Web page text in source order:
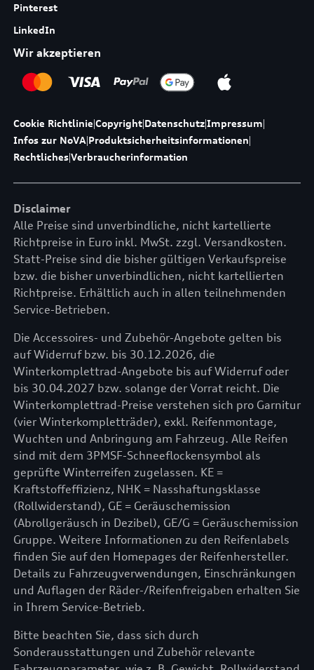
Pinterest
LinkedIn
Wir akzeptieren
Cookie Richtlinie|Copyright|Datenschutz|Impressum|
Infos zur NoVA|Produktsicherheitsinformationen|
Rechtliches|Verbraucherinformation
Disclaimer
Alle Preise sind unverbindliche, nicht kartellierte
Richtpreise in Euro inkl. MwSt. zzgl. Versandkosten.
Statt-Preise sind die bisher gültigen Verkaufspreise
bzw. die bisher unverbindlichen, nicht kartellierten
Richtpreise. Erhältlich auch in allen teilnehmenden
Service-Betrieben.
Die Accessoires- und Zubehör-Angebote gelten bis
auf Widerruf bzw. bis 30.12.2026, die
Winterkomplettrad-Angebote bis auf Widerruf oder
bis 30.04.2027 bzw. solange der Vorrat reicht. Die
Winterkomplettrad-Preise verstehen sich pro Garnitur
(vier Winterkompletträder), exkl. Reifenmontage,
Wuchten und Anbringung am Fahrzeug. Alle Reifen
sind mit dem 3PMSF-Schneeflockensymbol als
geprüfte Winterreifen zugelassen. KE =
Kraftstoffeffizienz, NHK = Nasshaftungsklasse
(Rollwiderstand), GE = Geräuschemission
(Abrollgeräusch in Dezibel), GE/G = Geräuschemission
Gruppe. Weitere Informationen zu den Reifenlabels
finden Sie auf den Homepages der Reifenhersteller.
Details zu Fahrzeugverwendungen, Einschränkungen
und Auflagen der Räder-/Reifenfreigaben erhalten Sie
in Ihrem Service-Betrieb.
Bitte beachten Sie, dass sich durch
Sonderausstattungen und Zubehör relevante